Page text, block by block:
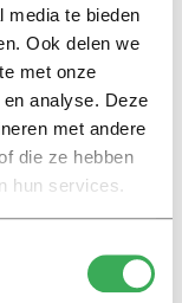
media te bieden
Ook delen we
met onze
analyse. Deze
met andere
die ze hebben
hun services.
heeft u
ik geloof dat er
naar
te weten
huilen van
heeft